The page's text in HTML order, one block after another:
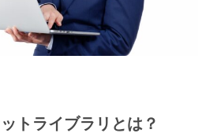
トライブラリとは？